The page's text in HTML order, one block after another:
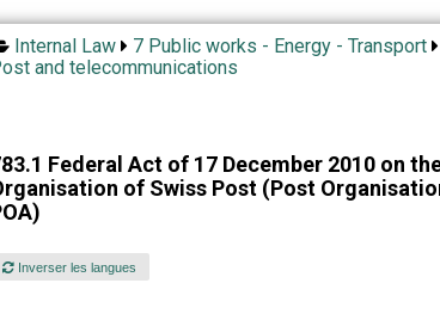
Internal Law 7 Public works - Energy - Transport
and telecommunications
Federal Act of 17 December 2010 on
of Swiss Post (Post
Inverser les langues